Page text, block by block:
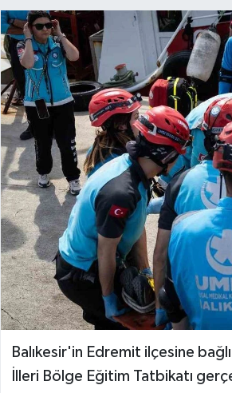
Balıkesir'in Edremit ilçesine
İlleri Bölge Eğitim Tatbikatı